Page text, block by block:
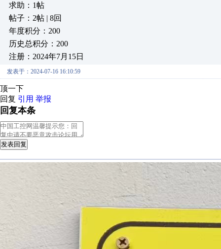
求助：1帖
帖子：2帖 | 8回
年度积分：200
历史总积分：200
注册：2024年7月15日
发表于：2024-07-16 16:10:59
顶一下
回复 引用 举报
回复本条
发表回复